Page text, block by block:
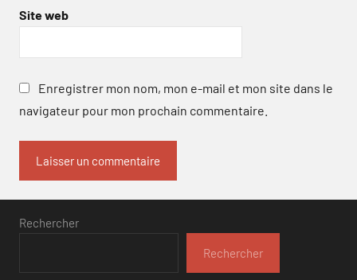
Site web
Enregistrer mon nom, mon e-mail et mon site dans le
navigateur pour mon prochain commentaire.
Rechercher
Rechercher